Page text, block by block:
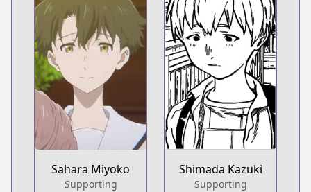
Sahara Miyoko
Supporting
Shimada Kazuki
Supporting